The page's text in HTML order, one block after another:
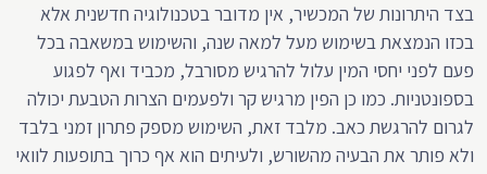
בצד היתרונות של המכשיר, אין מדובר בטכנולוגיה חדשנית אלא
בכזו הנמצאת בשימוש מעל למאה שנה, והשימוש במשאבה בכל
פעם לפני יחסי המין עלול להרגיש מסורבל, מכביד ואף לפגוע
בספונטניות. כמו כן הפין מרגיש קר ולפעמים הצרות הטבעת יכולה
לגרום להרגשת כאב. מלבד זאת, השימוש מספק פתרון זמני בלבד
ולא פותר את הבעיה מהשורש, ולעיתים הוא אף כרוך בתופעות לוואי